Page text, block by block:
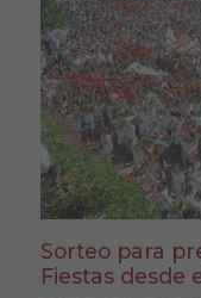
Sorteo para
Fiestas